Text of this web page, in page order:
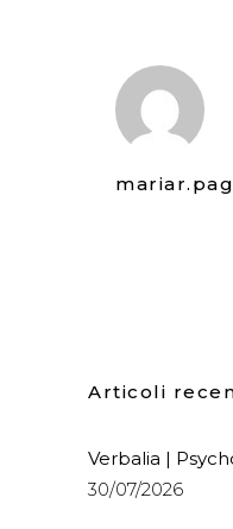
Articoli
Verbalia |
30/07/2026